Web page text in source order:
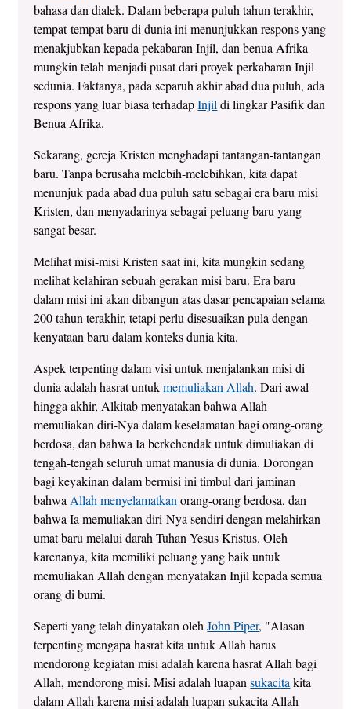
bahasa dan dialek. Dalam beberapa puluh tahun terakhir,
tempat-tempat baru di dunia ini menunjukkan respons yang
menakjubkan kepada pekabaran Injil, dan benua Afrika
mungkin telah menjadi pusat dari proyek perkabaran Injil
sedunia. Faktanya, pada separuh akhir abad dua puluh, ada
respons yang luar biasa terhadapInjil di lingkar Pasifik dan
Benua Afrika.
Sekarang, gereja Kristen menghadapi tantangan-tantangan
baru. Tanpa berusaha melebih-melebihkan, kita dapat
menunjuk pada abad dua puluh satu sebagai era baru misi
Kristen, dan menyadarinya sebagai peluang baru yang
sangat besar.
Melihat misi-misi Kristen saat ini, kita mungkin sedang
melihat kelahiran sebuah gerakan misi baru. Era baru
dalam misi ini akan dibangun atas dasar pencapaian selama
200 tahun terakhir, tetapi perlu disesuaikan pula dengan
kenyataan baru dalam konteks dunia kita.
Aspek terpenting dalam visi untuk menjalankan misi di
dunia adalah hasrat untukmemuliakan Allah. Dari awal
hingga akhir, Alkitab menyatakan bahwa Allah
memuliakan diri-Nya dalam keselamatan bagi orang-orang
berdosa, dan bahwa Ia berkehendak untuk dimuliakan di
tengah-tengah seluruh umat manusia di dunia. Dorongan
bagi keyakinan dalam bermisi ini timbul dari jaminan
bahwa Allah menyelamatkan orang-orang berdosa, dan
bahwa Ia memuliakan diri-Nya sendiri dengan melahirkan
umat baru melalui darah Tuhan Yesus Kristus. Oleh
karenanya, kita memiliki peluang yang baik untuk
memuliakan Allah dengan menyatakan Injil kepada semua
orang di bumi.
Seperti yang telah dinyatakan olehJohn Piper, "Alasan
terpenting mengapa hasrat kita untuk Allah harus
mendorong kegiatan misi adalah karena hasrat Allah bagi
Allah, mendorong misi. Misi adalah luapansukacita kita
dalam Allah karena misi adalah luapan sukacita Allah